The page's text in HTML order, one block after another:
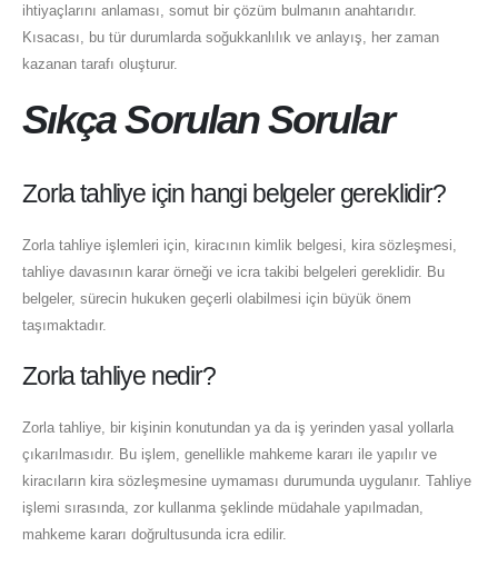
ihtiyaçlarını anlaması, somut bir çözüm bulmanın anahtarıdır.
Kısacası, bu tür durumlarda soğukkanlılık ve anlayış, her zaman
kazanan tarafı oluşturur.
Sıkça Sorulan Sorular
Zorla tahliye için hangi belgeler gereklidir?
Zorla tahliye işlemleri için, kiracının kimlik belgesi, kira sözleşmesi,
tahliye davasının karar örneği ve icra takibi belgeleri gereklidir. Bu
belgeler, sürecin hukuken geçerli olabilmesi için büyük önem
taşımaktadır.
Zorla tahliye nedir?
Zorla tahliye, bir kişinin konutundan ya da iş yerinden yasal yollarla
çıkarılmasıdır. Bu işlem, genellikle mahkeme kararı ile yapılır ve
kiracıların kira sözleşmesine uymaması durumunda uygulanır. Tahliye
işlemi sırasında, zor kullanma şeklinde müdahale yapılmadan,
mahkeme kararı doğrultusunda icra edilir.